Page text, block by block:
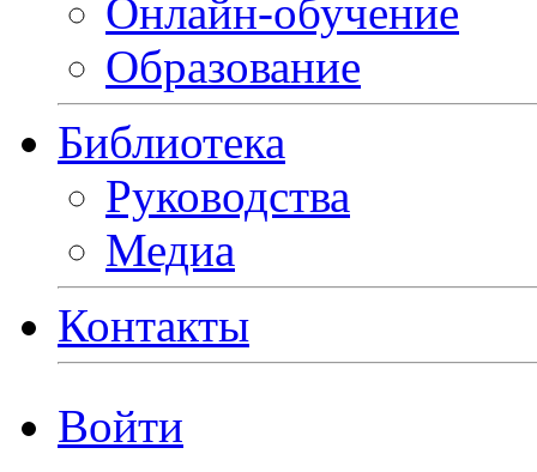
Онлайн-обучение
Образование
Библиотека
Руководства
Медиа
Контакты
Войти